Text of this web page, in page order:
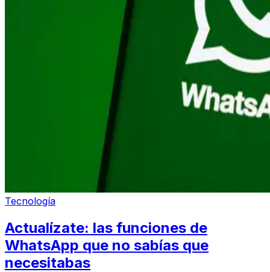
Tecnología
Actualízate: las funciones de
WhatsApp que no sabías que
necesitabas